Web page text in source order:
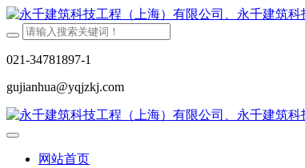
021-34781897-1
gujianhua@yqjzkj.com
网站首页